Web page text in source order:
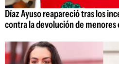
Díaz Ayuso reapareció tras los
contra la devolución de menores